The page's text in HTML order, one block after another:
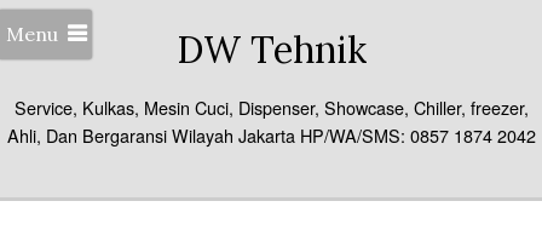
Menu DW Tehnik
Service, Kulkas, Mesin Cuci, Dispenser, Showcase, Chiller, freezer,
Ahli, Dan Bergaransi Wilayah Jakarta HP/WA/SMS: 0857 1874 2042